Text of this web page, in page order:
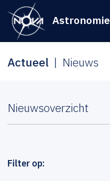
Astronomie
Actueel Nieuws
Nieuwsoverzicht
Filter op: